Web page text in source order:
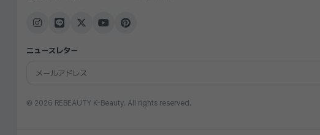
ニュースレター
© 2026 REBEAUTY K-Beauty. All rights reserved.